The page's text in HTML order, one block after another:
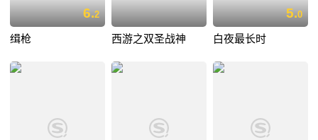
6.2
缉枪 西游之双圣战神
5.0
白夜最长时